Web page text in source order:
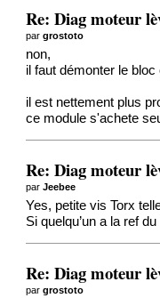
Re: Diag moteur
pargrostoto
non,
il faut démonter le
il est nettement plus
ce module s'achete
Re: Diag moteur
parJeebee
Yes, petite vis Torx
Si quelqu’un a la ref
Re: Diag moteur
pargrostoto